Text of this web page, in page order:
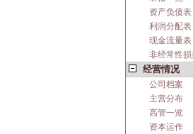
资产负债表
利润分配表
现金流量表
非经常性
经营情况
公司档案
主营分布
高管一览
资本运作